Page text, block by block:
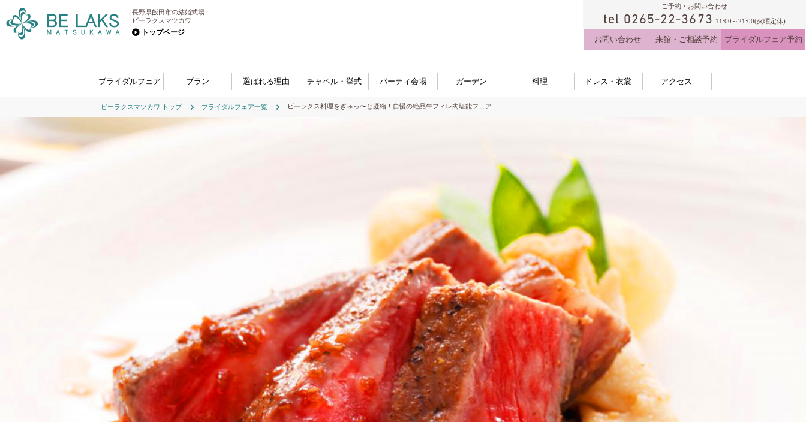
長野県飯田市の結婚式場
ビーラクスマツカワ
トップページ
ご予約・お問い合わせ
tel 0265-22-3673 11:00～21:00(火曜定休)
お問い合わせ 来館・ご相談予約 ブライダルフェア予約
ブライダルフェア プラン 選ばれる理由 チャペル・挙式 パーティ会場 ガーデン 料理 ドレス・衣裳 アクセス
ビーラクスマツカワ トップ ブライダルフェア一覧 ビーラクス料理をぎゅっ〜と凝縮！自慢の絶品牛フィレ肉堪能フェア